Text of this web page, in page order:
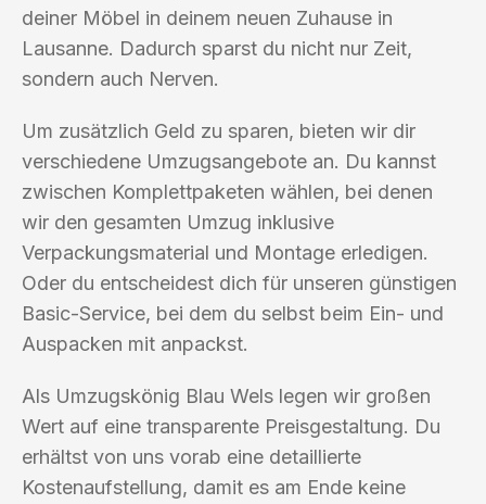
deiner Möbel in deinem neuen Zuhause in
Lausanne. Dadurch sparst du nicht nur Zeit,
sondern auch Nerven.
Um zusätzlich Geld zu sparen, bieten wir dir
verschiedene Umzugsangebote an. Du kannst
zwischen Komplettpaketen wählen, bei denen
wir den gesamten Umzug inklusive
Verpackungsmaterial und Montage erledigen.
Oder du entscheidest dich für unseren günstigen
Basic-Service, bei dem du selbst beim Ein- und
Auspacken mit anpackst.
Als Umzugskönig Blau Wels legen wir großen
Wert auf eine transparente Preisgestaltung. Du
erhältst von uns vorab eine detaillierte
Kostenaufstellung, damit es am Ende keine